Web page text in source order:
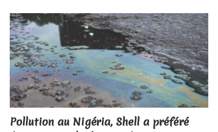
Pollution au Nigéria, Shell a préféré